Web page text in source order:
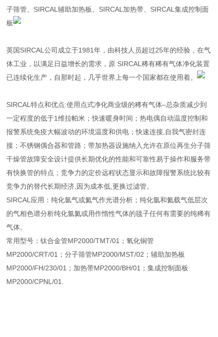
子筛管、SIRCAL辅助加热板、SIRCAL加热带、SIRCAL集成控制面
板
英国SIRCAL公司成立于1981年，由科技人员超过25年的经验，在气
体工业，以满足日益增长的需求，原 SIRCAL稀有稀有气体净化装置
已连续化生产，自那时起，几乎世界上每一个国家都在使用着。
SIRCAL特点和优点:使用点式净化商业级的稀有气体–总杂质减少到
一定程度的低于1维拉帕米；快速暖身时间；热电偶自动温度控制和
报警系统免疫大幅波动的环境温度和供电；快速连接,自我气密封连
接；不锈钢偶合器和管路；带加热器设施纳入允许在原位再生分子筛
干燥管故障安全设计提供长期优化的性能和可靠性易于操作和服务带
有快换管的特点；竞争力的定价远程状态显示和故障报警系统比较有
竞争力的替代长期经济,因为成本低,更换过滤管。
SIRCAL应用：纯化氩气或氦气作光谱分析；纯化氩和氦载气低层次
的气相色谱分析纯化氩氦或用作惰性气体的毯子任何有需要的纯稀有
气体。
常用型号：钛合金管MP2000/TMT/01；氧化铜管
MP2000/CRT/01；分子筛管MP2000/MST/02；辅助加热板
MP2000/FH/230/01；加热带MP2000/BH/01；集成控制面板
MP2000/CPNL/01.